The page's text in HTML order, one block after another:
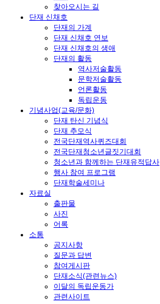
찾아오시는 길
단재 신채호
단재의 가계
단재 신채호 연보
단재 신채호의 생애
단재의 활동
역사저술활동
문학저술활동
언론활동
독립운동
기념사업(교육/문화)
단재 탄신 기념식
단재 추모식
전국단재역사퀴즈대회
전국단재청소년글짓기대회
청소년과 함께하는 단재유적답사
행사 참여 프로그램
단재학술세미나
자료실
출판물
사진
어록
소통
공지사항
질문과 답변
참여게시판
단재소식(관련뉴스)
이달의 독립운동가
관련사이트